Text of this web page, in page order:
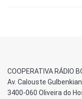
COOPERATIVA RÁDIO
Av. Calouste
3400-060 Oliveira do